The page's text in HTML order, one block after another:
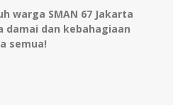
warga SMAN 67 Jakarta
damai dan kebahagiaan
semua!